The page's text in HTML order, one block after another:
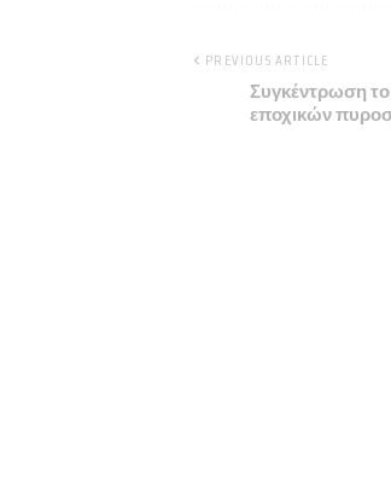
PREVIOUS ARTICLE
Συγκέντρωση
εποχικών